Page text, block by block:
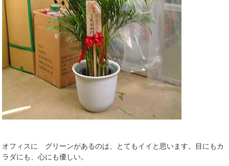
オフィスに グリーンがあるのは、とてもイイと思います。目にもカ
ラダにも、心にも優しい。